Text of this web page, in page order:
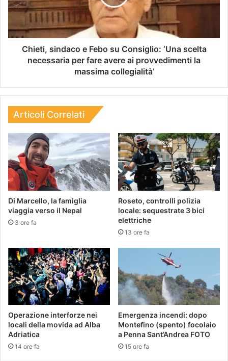
Chieti, sindaco e Febo su Consiglio: ‘Una scelta
necessaria per fare avere ai provvedimenti la
massima collegialità’
Articoli Correlati
Di Marcello, la famiglia
viaggia verso il Nepal
3 ore fa
Roseto, controlli polizia
locale: sequestrate 3 bici
elettriche
13 ore fa
Operazione interforze nei
locali della movida ad Alba
Adriatica
14 ore fa
Emergenza incendi: dopo
Montefino (spento) focolaio
a Penna Sant’Andrea FOTO
15 ore fa